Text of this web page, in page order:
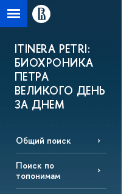
ITINERA PETRI:
БИОХРОНИКА
ПЕТРА
ВЕЛИКОГО ДЕНЬ
ЗА ДНЕМ
Общий поиск
Поиск по
топонимам